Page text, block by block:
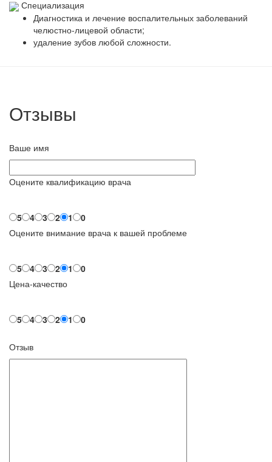
Специализация
Диагностика и лечение воспалительных заболеваний
челюстно-лицевой области;
удаление зубов любой сложности.
Отзывы
Ваше имя
Оцените квалификацию врача
5 4 3 2 1
0
Оцените внимание врача к вашей проблеме
5 4 3 2 1
0
Цена-качество
5 4 3 2 1 0
Отзыв